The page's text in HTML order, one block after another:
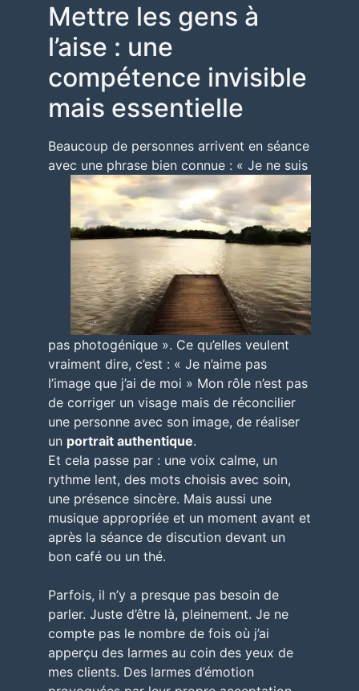
Mettre les gens à
l’aise : une
compétence invisible
mais essentielle
Beaucoup de personnes arrivent en séance
avec une phrase bien connue : « Je ne suis
pas photogénique ». Ce qu’elles veulent
vraiment dire, c’est : « Je n’aime pas
l’image que j’ai de moi » Mon rôle n’est pas
de corriger un visage mais de réconcilier
une personne avec son image, de réaliser
un portrait authentique.
Et cela passe par : une voix calme, un
rythme lent, des mots choisis avec soin,
une présence sincère. Mais aussi une
musique appropriée et un moment avant et
après la séance de discution devant un
bon café ou un thé.
Parfois, il n’y a presque pas besoin de
parler. Juste d’être là, pleinement. Je ne
compte pas le nombre de fois où j’ai
apperçu des larmes au coin des yeux de
mes clients. Des larmes d’émotion